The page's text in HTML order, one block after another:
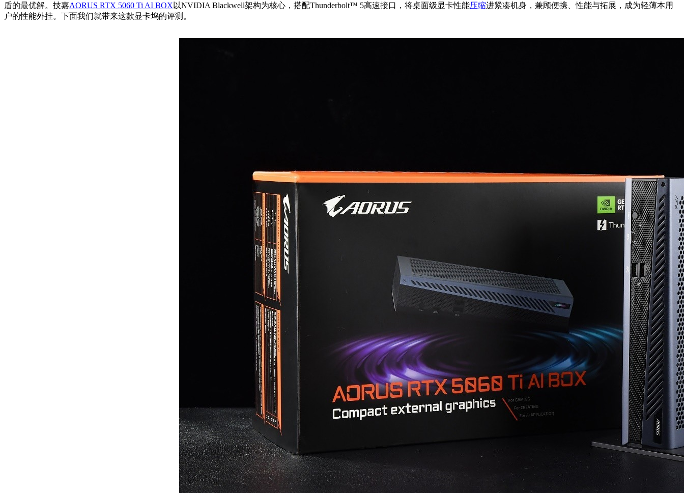
盾的最优解。技嘉AORUS RTX 5060 Ti AI BOX 以NVIDIA Blackwell架构为核心，搭配Thunderbolt™ 5高速接口，将桌面级显卡性能压缩进紧凑机身，兼顾便携、性能与拓展，成为轻薄本用
户的性能外挂。下面我们就带来这款显卡坞的评测。